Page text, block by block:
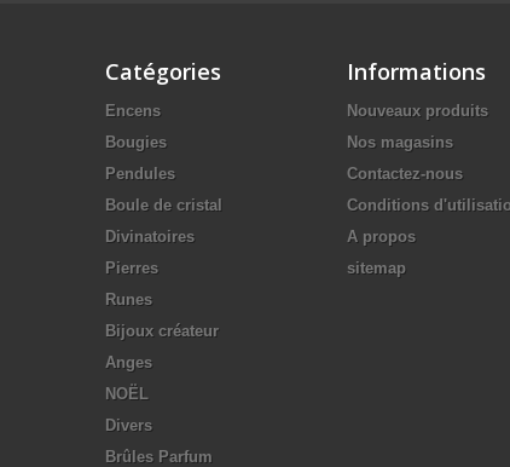
Catégories
Encens
Bougies
Pendules
Boule de cristal
Divinatoires
Pierres
Runes
Bijoux créateur
Anges
NOËL
Divers
Brûles Parfum
Informations
Nouveaux produits
Nos magasins
Contactez-nous
Conditions
A propos
sitemap